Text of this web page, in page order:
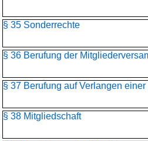
§ 35 Sonderrechte
§ 36 Berufung der
§ 37 Berufung auf Verlangen
§ 38 Mitgliedschaft